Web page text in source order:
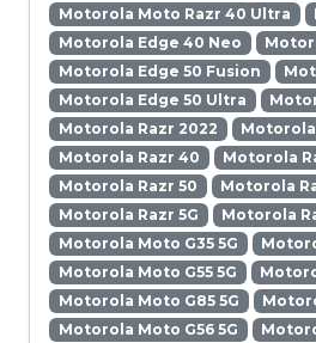
Motorola Moto Razr 40 Ultra
Motorola Edge 40 Neo
Motorola Edge 50 Fusion
Motorola Edge 50 Ultra
Motorola Razr 2022
Motorola
Motorola Razr 40
Motorola
Motorola Razr 50
Motorola
Motorola Razr 5G
Motorola
Motorola Moto G35 5G
Motorola Moto G55 5G
Motorola Moto G85 5G
Motorola Moto G56 5G